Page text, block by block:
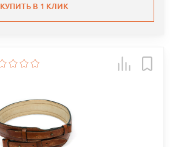
КУПИТЬ В 1 КЛИК